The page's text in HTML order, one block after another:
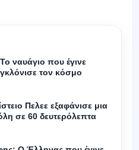
ναυάγιο που έγινε
τον κόσμο
Πελεε εξαφάνισε μια
σε 60 δευτερόλεπτα